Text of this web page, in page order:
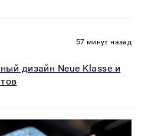
57 минут назад
дизайн Neue Klasse и